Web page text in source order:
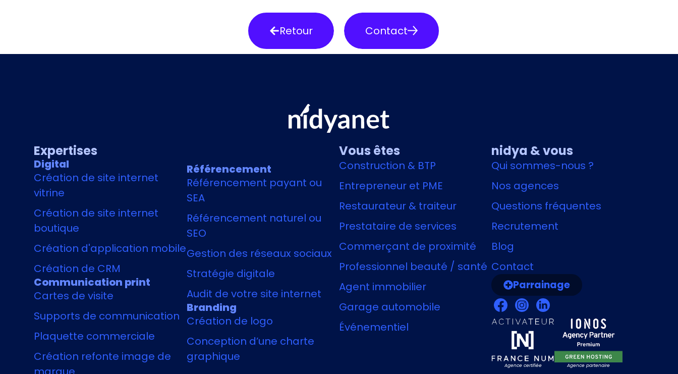
Retour Contact
Expertises
Digital
Création de site internet
vitrine
Création de site internet
boutique
Création d'application mobile
Création de CRM
Communication print
Cartes de visite
Supports de communication
Plaquette commerciale
Création refonte image de
Référencement
Référencement payant ou
SEA
Référencement naturel ou
SEO
Gestion des réseaux sociaux
Stratégie digitale
Audit de votre site internet
Branding
Création de logo
Conception d’une charte
graphique
Vous êtes
Construction & BTP
Entrepreneur et PME
Restaurateur & traiteur
Prestataire de services
Commerçant de proximité
Professionnel beauté / santé
Agent immobilier
Garage automobile
Événementiel
nidya & vous
Qui sommes-nous ?
Nos agences
Questions fréquentes
Recrutement
Blog
Contact
Parrainage
Agence certifiée Agence partenaire